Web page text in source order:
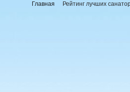
Главная Рейтинг лучших